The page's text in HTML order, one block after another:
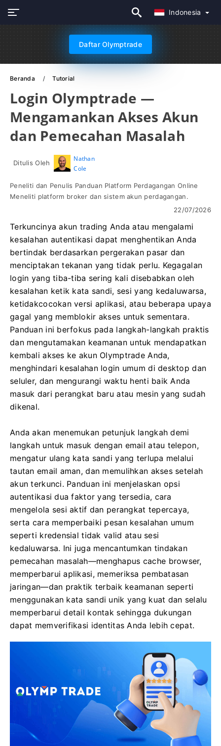
Indonesia
Daftar Olymptrade
Beranda Tutorial
Login Olymptrade —
Mengamankan Akses Akun
dan Pemecahan Masalah
Ditulis Oleh
Nathan
Cole
Peneliti dan Penulis Panduan Platform Perdagangan Online
Meneliti platform broker dan sistem akun perdagangan.
22/07/2026
Terkuncinya akun trading Anda atau mengalami
kesalahan autentikasi dapat menghentikan Anda
bertindak berdasarkan pergerakan pasar dan
menciptakan tekanan yang tidak perlu. Kegagalan
login yang tiba-tiba sering kali disebabkan oleh
kesalahan ketik kata sandi, sesi yang kedaluwarsa,
ketidakcocokan versi aplikasi, atau beberapa upaya
gagal yang memblokir akses untuk sementara.
Panduan ini berfokus pada langkah-langkah praktis
dan mengutamakan keamanan untuk mendapatkan
kembali akses ke akun Olymptrade Anda,
menghindari kesalahan login umum di desktop dan
seluler, dan mengurangi waktu henti baik Anda
masuk dari perangkat baru atau mesin yang sudah
dikenal.
Anda akan menemukan petunjuk langkah demi
langkah untuk masuk dengan email atau telepon,
mengatur ulang kata sandi yang terlupa melalui
tautan email aman, dan memulihkan akses setelah
akun terkunci. Panduan ini menjelaskan opsi
autentikasi dua faktor yang tersedia, cara
mengelola sesi aktif dan perangkat tepercaya,
serta cara memperbaiki pesan kesalahan umum
seperti kredensial tidak valid atau sesi
kedaluwarsa. Ini juga mencantumkan tindakan
pemecahan masalah—menghapus cache browser,
memperbarui aplikasi, memeriksa pembatasan
jaringan—dan praktik terbaik keamanan seperti
menggunakan kata sandi unik yang kuat dan selalu
memperbarui detail kontak sehingga dukungan
dapat memverifikasi identitas Anda lebih cepat.